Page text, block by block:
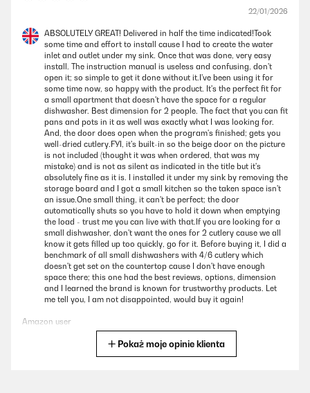
22/01/2026
ABSOLUTELY GREAT! Delivered in half the time indicated!Took
some time and effort to install cause I had to create the water
inlet and outlet under my sink. Once that was done, very easy
install. The instruction manual is useless and confusing, don't
open it; so simple to get it done without it.I've been using it for
some time now, so happy with the product. It's the perfect fit for
a small apartment that doesn't have the space for a regular
dishwasher. Best dimension for 2 people. The fact that you can fit
pans and pots in it as well was exactly what I was looking for.
And, the door does open when the program's finished; gets you
well-dried cutlery.FYI, it's built-in so the beige door on the picture
is not included (thought it was when ordered, that was my
mistake) and is not as silent as indicated in the title but it's
absolutely fine as it is. I installed it under my sink by removing the
storage board and I got a small kitchen so the taken space isn't
an issue.One small thing, it can't be perfect; the door
automatically shuts so you have to hold it down when emptying
the load - trust me you can live with that.If you are looking for a
small dishwasher, don't want the ones for 2 cutlery cause we all
know it gets filled up too quickly, go for it. Before buying it, I did a
benchmark of all small dishwashers with 4/6 cutlery which
doesn't get set on the countertop cause I don't have enough
space there; this one had the best reviews, options, dimension
and I learned the brand is known for trustworthy products. Let
me tell you, I am not disappointed, would buy it again!
Amazon user
Pokaż moje opinie klienta